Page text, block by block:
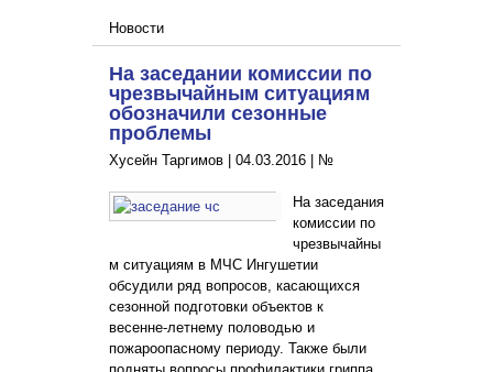
Новости
На заседании комиссии по
чрезвычайным ситуациям
обозначили сезонные
проблемы
Хусейн Таргимов | 04.03.2016 №
На заседания
комиссии по
чрезвычайны
м ситуациям в МЧС Ингушетии
обсудили ряд вопросов, касающихся
сезонной подготовки объектов к
весенне-летнему половодью и
пожароопасному периоду. Также были